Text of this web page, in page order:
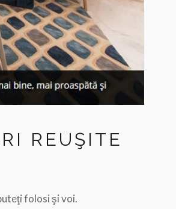
REUŞITE
folosi şi voi.